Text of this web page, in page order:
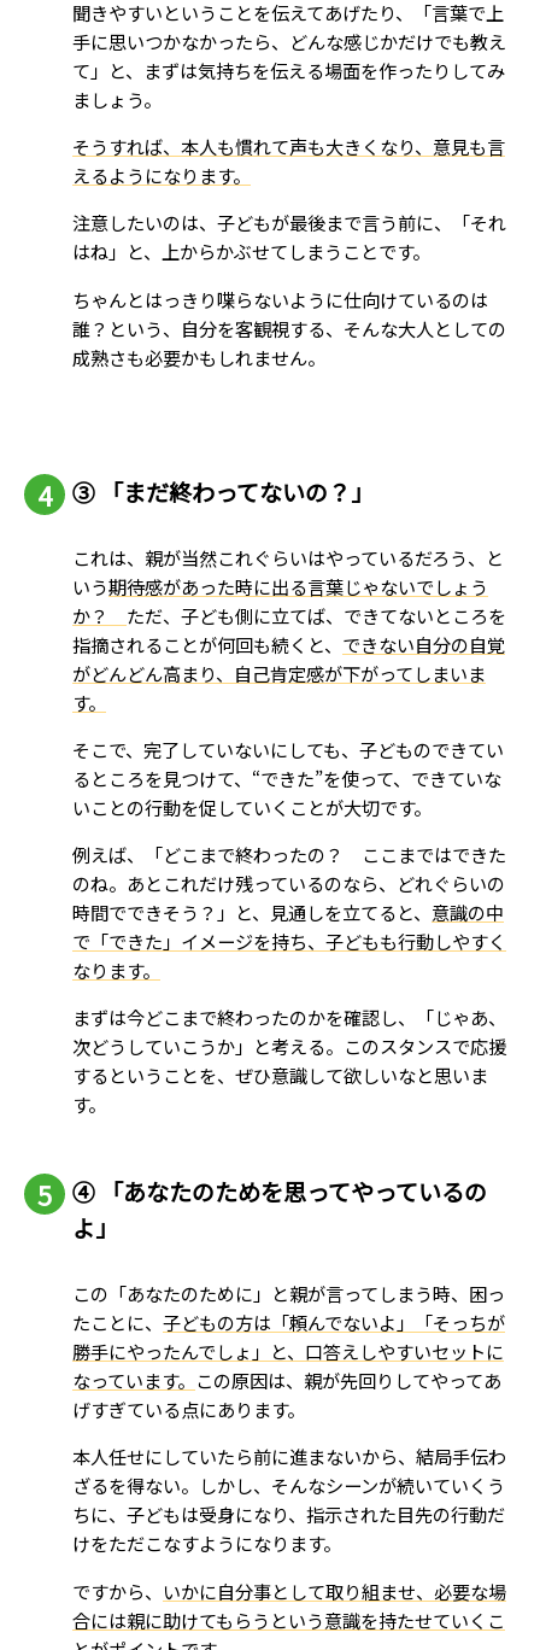
聞きやすいということを伝えてあげたり、「言葉で上
手に思いつかなかったら、どんな感じかだけでも教え
て」と、まずは気持ちを伝える場面を作ったりしてみ
ましょう。
そうすれば、本人も慣れて声も大きくなり、意見も言
えるようになります。
注意したいのは、子どもが最後まで言う前に、「それ
はね」と、上からかぶせてしまうことです。
ちゃんとはっきり喋らないように仕向けているのは
誰？という、自分を客観視する、そんな大人としての
成熟さも必要かもしれません。
③ 「まだ終わってないの？」
これは、親が当然これぐらいはやっているだろう、と
いう期待感があった時に出る言葉じゃないでしょう
か？ ただ、子ども側に立てば、できてないところを
指摘されることが何回も続くと、 できない自分の自覚
がどんどん高まり、自己肯定感が下がってしまいま
す。
そこで、完了していないにしても、子どものできてい
るところを見つけて、“できた”を使って、できていな
いことの行動を促していくことが大切です。
例えば、「どこまで終わったの？ ここまではできた
のね。あとこれだけ残っているのなら、どれぐらいの
時間でできそう？」と、見通しを立てると、 意識の中
で「できた」イメージを持ち、子どもも行動しやすく
なります。
まずは今どこまで終わったのかを確認し、「じゃあ、
次どうしていこうか」と考える。このスタンスで応援
するということを、ぜひ意識して欲しいなと思いま
す。
④ 「あなたのためを思ってやっているの
よ」
この「あなたのために」と親が言ってしまう時、困っ
たことに、 子どもの方は「頼んでないよ」「そっちが
勝手にやったんでしょ」と、口答えしやすいセットに
なっています。 この原因は、親が先回りしてやってあ
げすぎている点にあります。
本人任せにしていたら前に進まないから、結局手伝わ
ざるを得ない。しかし、そんなシーンが続いていくう
ちに、子どもは受身になり、指示された目先の行動だ
けをただこなすようになります。
ですから、 いかに自分事として取り組ませ、必要な場
合には親に助けてもらうという意識を持たせていくこ